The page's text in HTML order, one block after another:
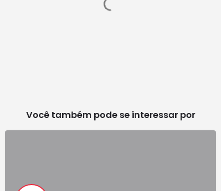
Você também pode se interessar por